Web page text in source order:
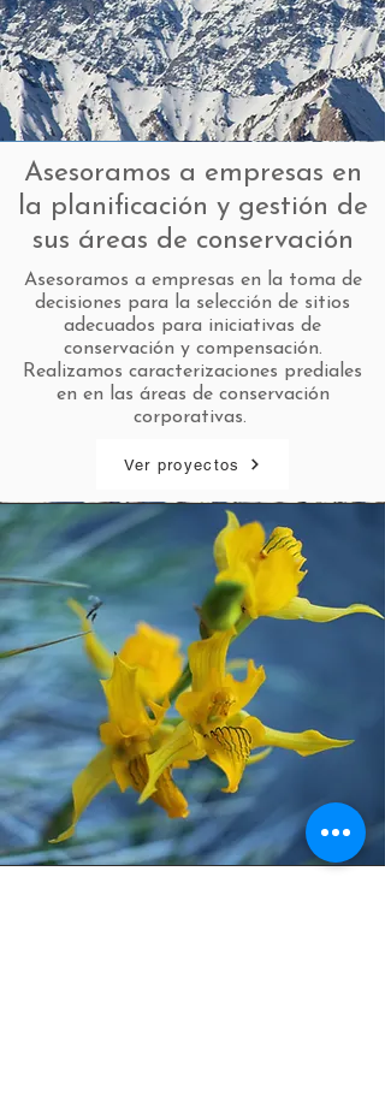
Asesoramos a empresas en
la planificación y gestión de
sus áreas de conservación
Asesoramos a empresas en la toma de
decisiones para la selección de sitios
adecuados para iniciativas de
conservación y compensación.
Realizamos caracterizaciones prediales
en en las áreas de conservación
corporativas.
Ver proyectos